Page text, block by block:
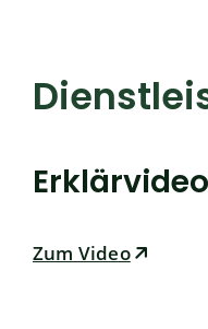
Zum Video